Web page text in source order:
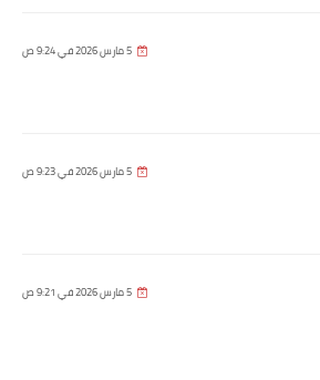
5 مارس 2026 في 9:24 ص
5 مارس 2026 في 9:23 ص
5 مارس 2026 في 9:21 ص